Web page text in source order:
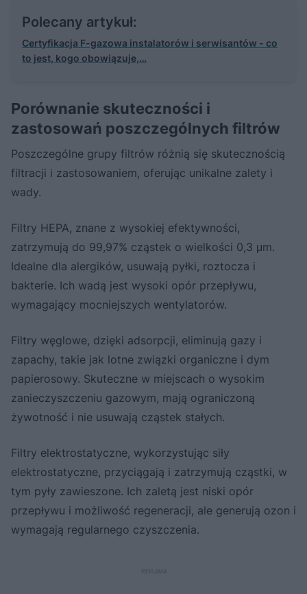
Polecany artykuł:
Certyfikacja F-gazowa instalatorów i serwisantów - co
to jest, kogo obowiązuje,…
Porównanie skuteczności i
zastosowań poszczególnych filtrów
Poszczególne grupy filtrów różnią się skutecznością
filtracji i zastosowaniem, oferując unikalne zalety i
wady.
Filtry HEPA, znane z wysokiej efektywności,
zatrzymują do 99,97% cząstek o wielkości 0,3 μm.
Idealne dla alergików, usuwają pyłki, roztocza i
bakterie. Ich wadą jest wysoki opór przepływu,
wymagający mocniejszych wentylatorów.
Filtry węglowe, dzięki adsorpcji, eliminują gazy i
zapachy, takie jak lotne związki organiczne i dym
papierosowy. Skuteczne w miejscach o wysokim
zanieczyszczeniu gazowym, mają ograniczoną
żywotność i nie usuwają cząstek stałych.
Filtry elektrostatyczne, wykorzystując siły
elektrostatyczne, przyciągają i zatrzymują cząstki, w
tym pyły zawieszone. Ich zaletą jest niski opór
przepływu i możliwość regeneracji, ale generują ozon i
wymagają regularnego czyszczenia.